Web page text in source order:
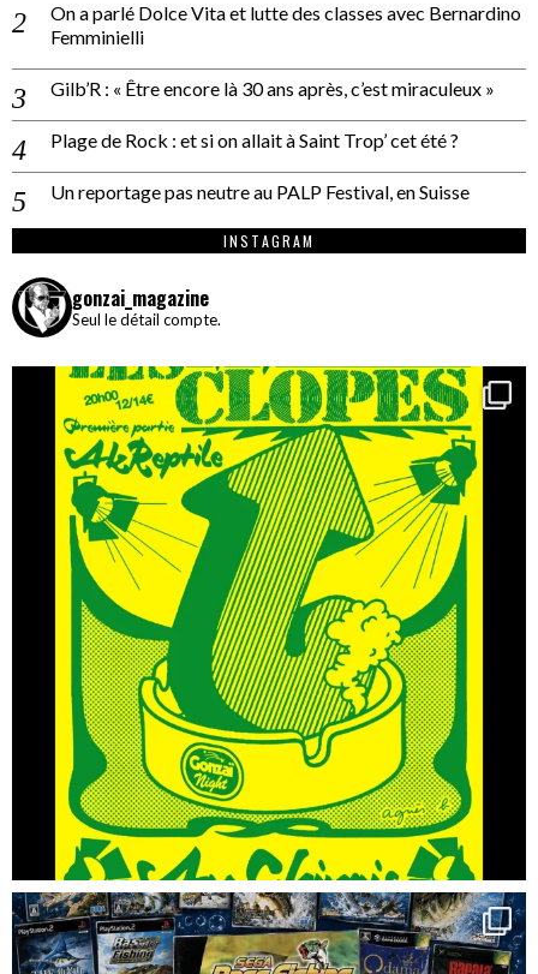
On a parlé Dolce Vita et lutte des classes avec Bernardino
Femminielli
Gilb’R : « Être encore là 30 ans après, c’est miraculeux »
Plage de Rock : et si on allait à Saint Trop’ cet été ?
Un reportage pas neutre au PALP Festival, en Suisse
INSTAGRAM
gonzai_magazine
Seul le détail compte.